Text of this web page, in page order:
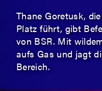
Thane Goretusk,
Platz führt, gibt
von BSR. Mit
aufs Gas und jagt
Bereich.